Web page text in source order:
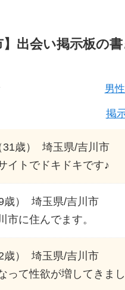
】出会い掲示板の
男
掲
31歳）
埼玉県/吉川市
イトでドキドキです♪
歳）
埼玉県/吉川市
市に住んでます。
歳）
埼玉県/吉川市
って性欲が増してきま